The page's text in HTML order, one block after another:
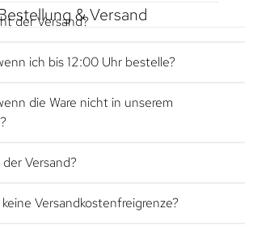
& Versand
der Versand?
ich bis 12:00 Uhr bestelle?
die Ware nicht in unserem
Versand?
Versandkostenfreigrenze?